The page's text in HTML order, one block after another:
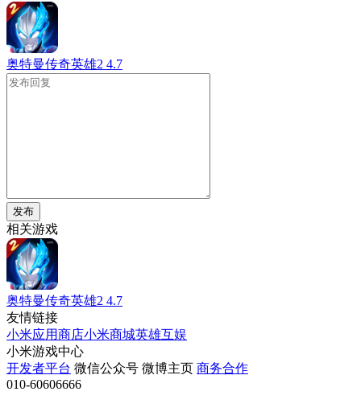
奥特曼传奇英雄2 4.7
发布
相关游戏
奥特曼传奇英雄2 4.7
友情链接
小米应用商店小米商城英雄互娱
小米游戏中心
开发者平台 微信公众号 微博主页 商务合作
010-60606666